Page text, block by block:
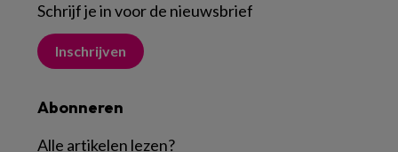
Schrijf je in voor de nieuwsbrief
Inschrijven
Abonneren
Alle artikelen lezen?